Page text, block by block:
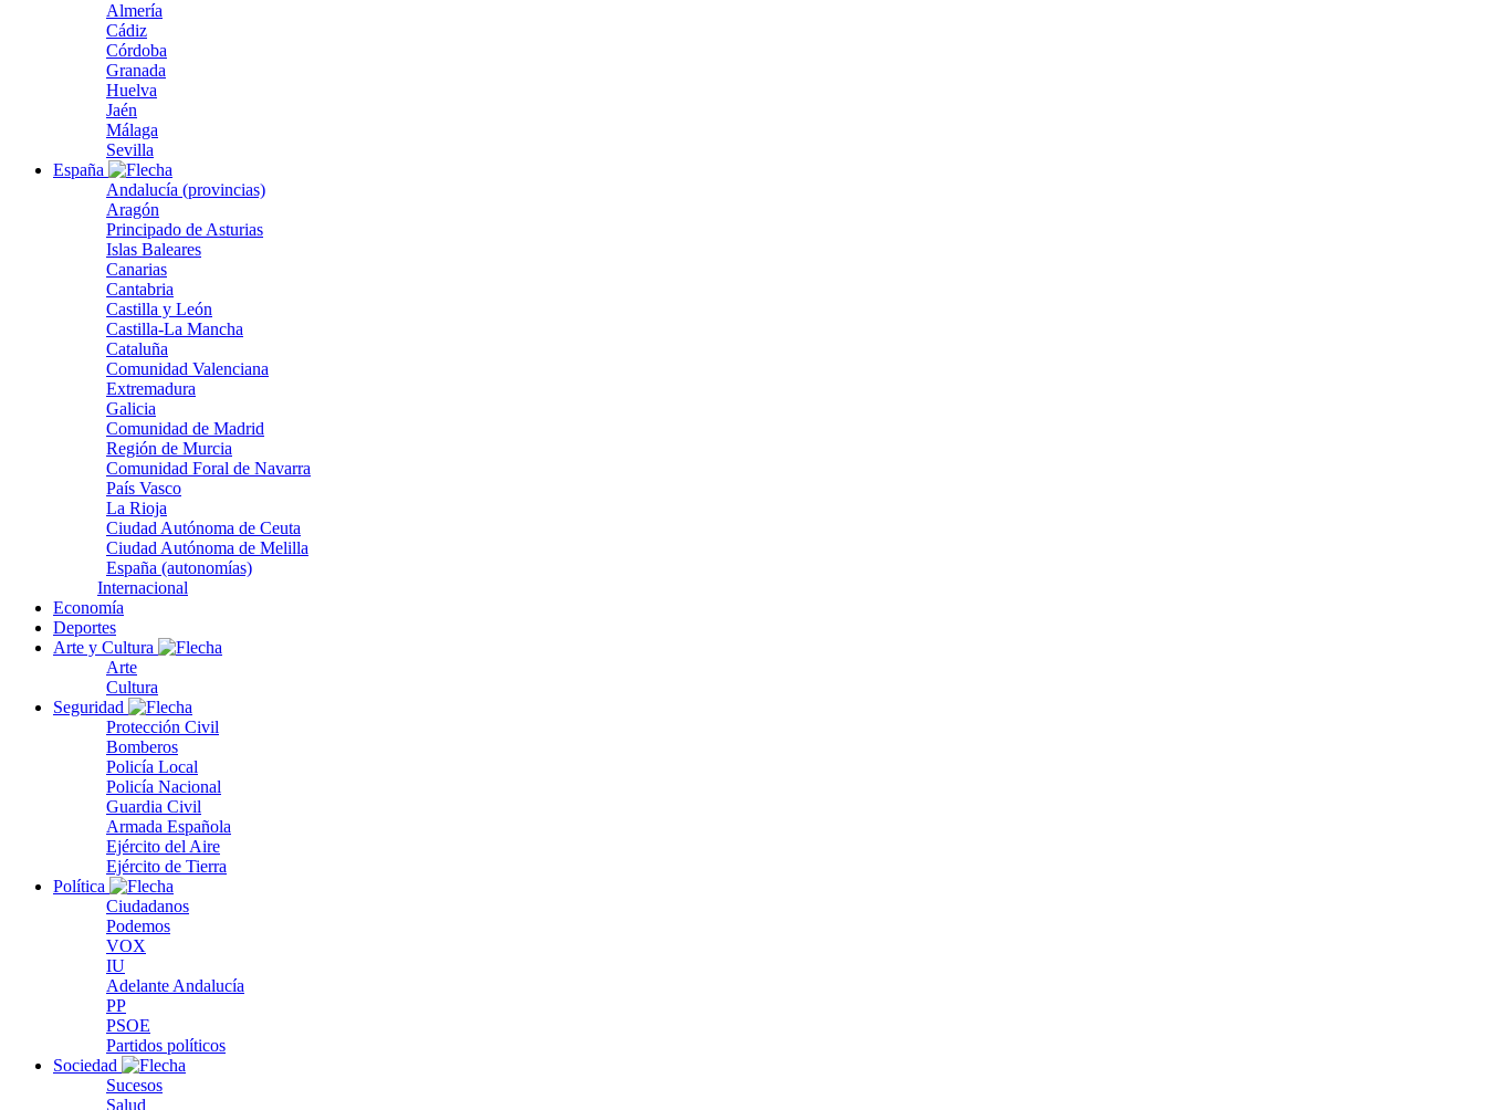
Almería
Cádiz
Córdoba
Granada
Huelva
Jaén
Málaga
Sevilla
España
Andalucía (provincias)
Aragón
Principado de Asturias
Islas Baleares
Canarias
Cantabria
Castilla y León
Castilla-La Mancha
Cataluña
Comunidad Valenciana
Extremadura
Galicia
Comunidad de Madrid
Región de Murcia
Comunidad Foral de Navarra
País Vasco
La Rioja
Ciudad Autónoma de Ceuta
Ciudad Autónoma de Melilla
España (autonomías)
Internacional
Economía
Deportes
Arte y Cultura
Arte
Cultura
Seguridad
Protección Civil
Bomberos
Policía Local
Policía Nacional
Guardia Civil
Armada Española
Ejército del Aire
Ejército de Tierra
Política
Ciudadanos
Podemos
VOX
IU
Adelante Andalucía
PP
PSOE
Partidos políticos
Sociedad
Sucesos
Salud